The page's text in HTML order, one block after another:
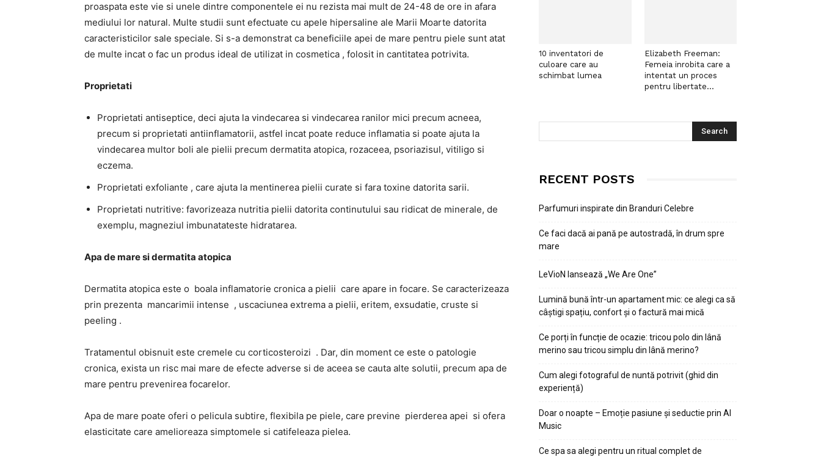
proaspata este vie si unele dintre componentele ei nu rezista mai mult de 24-48 de ore in afara
mediului lor natural. Multe studii sunt efectuate cu apele hipersaline ale Marii Moarte datorita
caracteristicilor sale speciale. Si s-a demonstrat ca beneficiile apei de mare pentru piele sunt atat
de multe incat o fac un produs ideal de utilizat in cosmetica , folosit in cantitatea potrivita.
Proprietati
Proprietati antiseptice, deci ajuta la vindecarea si vindecarea ranilor mici precum acneea,
precum si proprietati antiinflamatorii, astfel incat poate reduce inflamatia si poate ajuta la
vindecarea multor boli ale pielii precum dermatita atopica, rozaceea, psoriazisul, vitiligo si
eczema.
Proprietati exfoliante , care ajuta la mentinerea pielii curate si fara toxine datorita sarii.
Proprietati nutritive: favorizeaza nutritia pielii datorita continutului sau ridicat de minerale, de
exemplu, magneziul imbunatateste hidratarea.
Apa de mare si dermatita atopica
Dermatita atopica este o boala inflamatorie cronica a pielii care apare in focare. Se caracterizeaza
prin prezenta mancarimii intense , uscaciunea extrema a pielii, eritem, exsudatie, cruste si
peeling .
Tratamentul obisnuit este cremele cu corticosteroizi . Dar, din moment ce este o patologie
cronica, exista un risc mai mare de efecte adverse si de aceea se cauta alte solutii, precum apa de
mare pentru prevenirea focarelor.
Apa de mare poate oferi o pelicula subtire, flexibila pe piele, care previne pierderea apei si ofera
elasticitate care amelioreaza simptomele si catifeleaza pielea.
10 inventatori de
culoare care au
schimbat lumea
Elizabeth Freeman:
Femeia inrobita care a
intentat un proces
pentru libertate...
RECENT POSTS
Parfumuri inspirate din Branduri Celebre
Ce faci dacă ai pană pe autostradă, în drum spre
mare
LeVioN lansează „We Are One”
Lumină bună într-un apartament mic: ce alegi ca să
câștigi spațiu, confort și o factură mai mică
Ce porți în funcție de ocazie: tricou polo din lână
merino sau tricou simplu din lână merino?
Cum alegi fotograful de nuntă potrivit (ghid din
experiență)
Doar o noapte – Emoție pasiune și seductie prin AI
Music
Ce spa sa alegi pentru un ritual complet de